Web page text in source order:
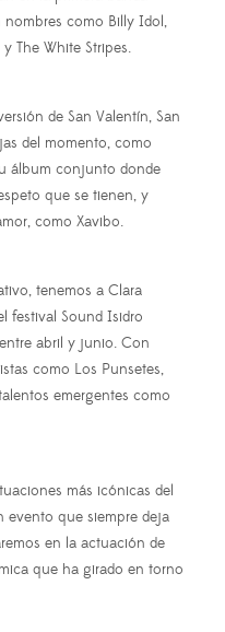
como Billy Idol,
The White Stripes.
de San Valentín, San
del momento, como
álbum conjunto donde
que se tienen, y
como Xavibo.
tenemos a Clara
festival Sound Isidro
abril y junio. Con
como Los Punsetes,
emergentes como
más icónicas del
evento que siempre deja
en la actuación de
que ha girado en torno